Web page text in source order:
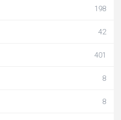
198
42
401
8
8